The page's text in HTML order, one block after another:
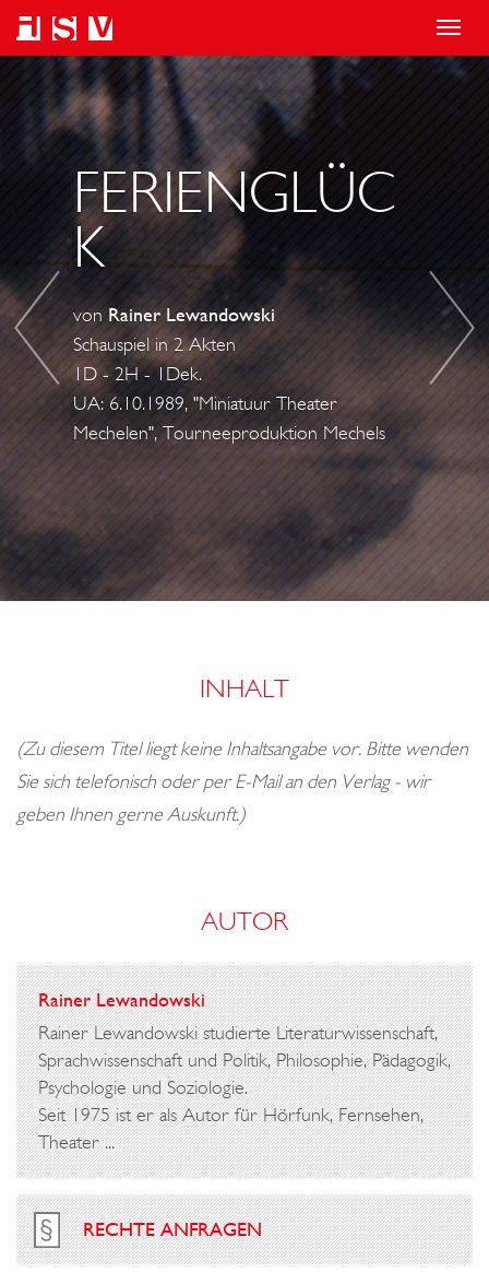
T
o
g
a
v
i
g
t
E
S
C
A
!
F
L
P
O
W
E
FERIENGLÜC
K
von Rainer Lewandowski
Schauspiel in 2 Akten
1D - 2H - 1Dek.
UA: 6.10.1989, "Miniatuur Theater
Mechelen", Tourneeproduktion Mechels
INHALT
(Zu diesem Titel liegt keine Inhaltsangabe vor. Bitte wenden
Sie sich telefonisch oder per E-Mail an den Verlag - wir
geben Ihnen gerne Auskunft.)
AUTOR
Rainer Lewandowski
Rainer Lewandowski studierte Literaturwissenschaft,
Sprachwissenschaft und Politik, Philosophie, Pädagogik,
Psychologie und Soziologie.
Seit 1975 ist er als Autor für Hörfunk, Fernsehen,
Theater ...
RECHTE ANFRAGEN